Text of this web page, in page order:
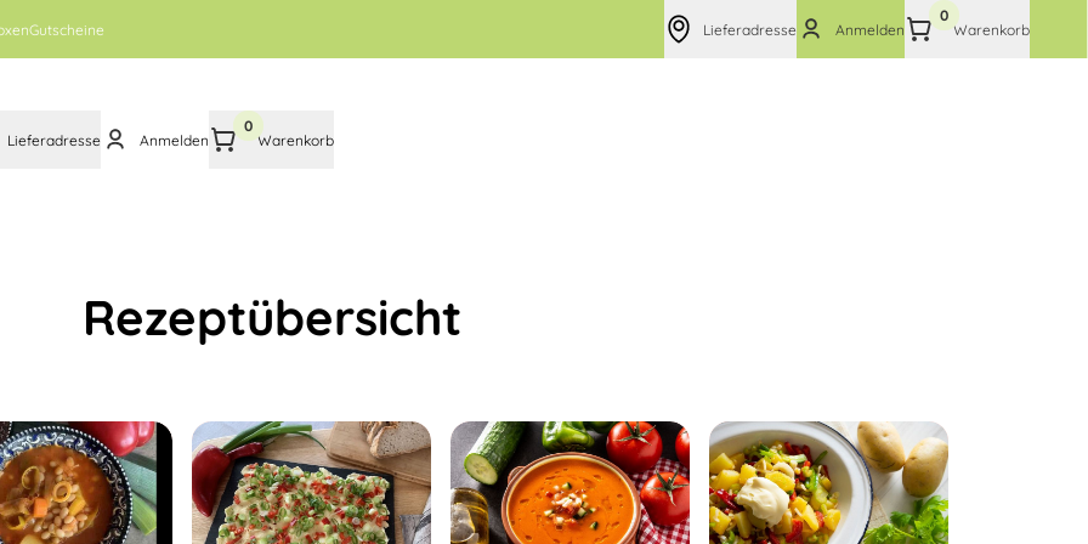
Gutscheine Lieferadresse Anmelden
0
Warenkorb
Lieferadresse Anmelden
0
Warenkorb
Rezeptübersicht